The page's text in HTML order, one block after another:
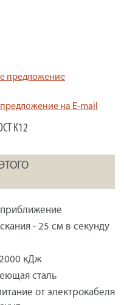
предложение
на E-mail
K12
- 25 см в секунду
кДж
сталь
от электрокабеля